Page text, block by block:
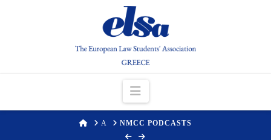
Navigation
HOME
Α NMCC PODCASTS